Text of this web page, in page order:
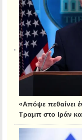
«Απόψε πεθαίνει
Τραμπ στο Ιράν